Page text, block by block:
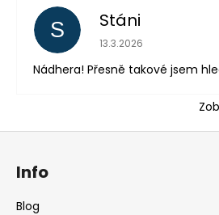
S Stáni
Hodnocení obchodu
13.3.2026
Nádhera! Přesně takové jsem
Z
Info
Blog